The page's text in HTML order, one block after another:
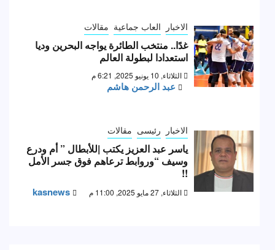
الاخبار العاب جماعية مقالات
غدًا.. منتخب الطائرة يواجه البحرين وديا
استعدادا لبطولة العالم
الثلاثاء, 10 يونيو 2025, 6:21 م
عبد الرحمن هاشم
الاخبار رئيسى مقالات
ياسر عبد العزيز يكتب |للأبطال ” أم ودرع
وسيف “وروابط ترعاهم فوق جسر الأمل
!!
الثلاثاء, 27 مايو 2025, 11:00 م kasnews